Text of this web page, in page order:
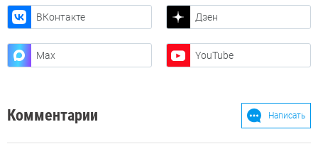
ВКонтакте Дзен
Max YouTube
Комментарии Написать